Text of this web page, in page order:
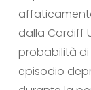
dalla Cardiff
probabilità
episodio